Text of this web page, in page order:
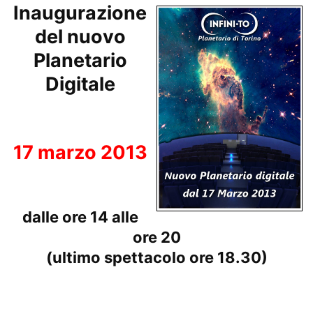
Inaugurazione
del nuovo
Planetario
Digitale
17 marzo 2013
dalle ore 14 alle
ore 20
(ultimo spettacolo ore 18.30)